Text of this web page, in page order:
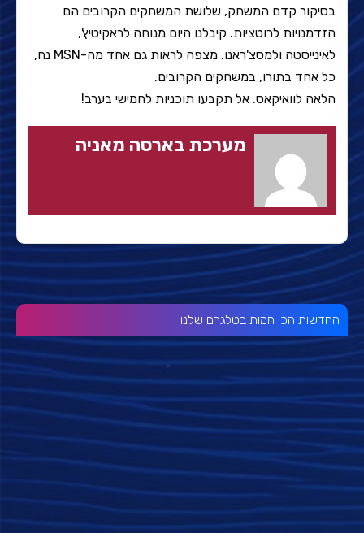
בסיקור קדם המשחק, שלושת המשחקים הקרובים הם
הזדמנויות לרוטציות. קיבלנו היום מנוחה לראקיטיץ',
לאינייסטה ולמסצ'ראנו. מצפה לראות גם אחד מה-MSN נח,
כל אחד בתורו, במשחקים הקרובים.
הלאה לוואיקאס. אל תקבעו תוכניות לחמישי בערב!
מערכת בארסה מאניה
החדשות הכי חמות בטלגרם שלנו